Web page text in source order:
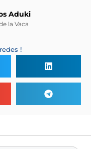
Aduki
la Vaca
!